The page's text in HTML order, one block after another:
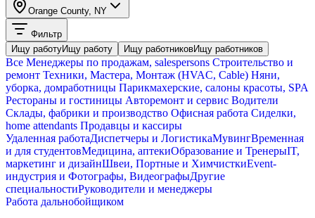
Orange County, NY
Фильтр
Ищу работуИщу работу Ищу работниковИщу работников
Все Менеджеры по продажам, salespersons Строительство и
ремонт Техники, Мастера, Монтаж (HVAC, Cable) Няни,
уборка, домработницы Парикмахерские, салоны красоты, SPA
Рестораны и гостиницы Авторемонт и cервис Водители
Склады, фабрики и производство Офисная работа Сиделки,
home attendants Продавцы и кассиры
Удаленная работаДиспетчеры и ЛогистикаМувингВременная
и для студентовМедицина, аптекиОбразование и ТренерыIT,
маркетинг и дизайнШвеи, Портные и ХимчисткиEvent-
индустрия и Фотографы, ВидеографыДругие
специальностиРуководители и менеджеры
Работа дальнобойщиком